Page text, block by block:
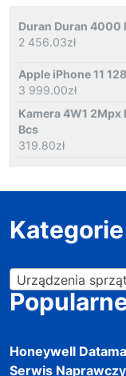
Duran Duran 4000
2 456.03zł
Apple iPhone 11
3 999.00zł
Kamera 4W1
Bcs
319.80zł
Urządzenia
Honeywell
Serwis